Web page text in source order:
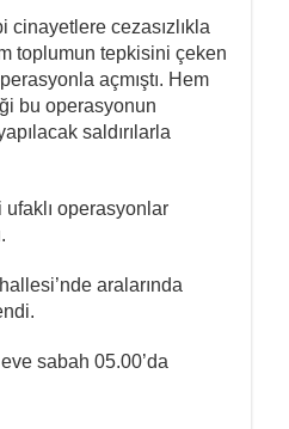
cinayetlere cezasızlıkla
toplumun tepkisini çeken
açmıştı. Hem
bu operasyonun
saldırılarla
ufaklı operasyonlar
aralarında
sabah 05.00’da